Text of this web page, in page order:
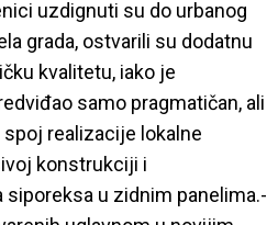
uzdignuti su do urbanog
grada, ostvarili su dodatnu
kvalitetu, iako je
samo pragmatičan, ali
realizacije lokalne
konstrukciji i
u zidnim panelima.-